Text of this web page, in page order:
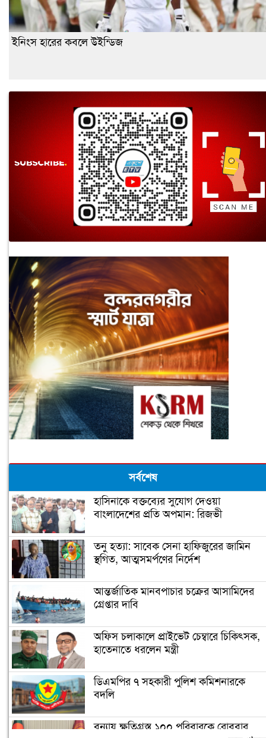
ইনিংস হারের কবলে উইন্ডিজ
সর্বশেষ
হাসিনাকে বক্তব্যের সুযোগ দেওয়া
বাংলাদেশের প্রতি অপমান: রিজভী
তনু হত্যা: সাবেক সেনা হাফিজুরের জামিন
স্থগিত, আত্মসমর্পণের নির্দেশ
আন্তর্জাতিক মানবপাচার চক্রের আসামিদের
গ্রেপ্তার দাবি
অফিস চলাকালে প্রাইভেট চেম্বারে চিকিৎসক,
হাতেনাতে ধরলেন মন্ত্রী
ডিএমপির ৭ সহকারী পুলিশ কমিশনারকে
বদলি
বন্যায় ক্ষতিগ্রস্ত ১০০ পরিবারকে রোববার